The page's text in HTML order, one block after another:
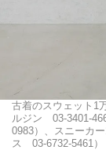
古着のスウェット1
ルジン 03-3401-
0983）、スニーカ
ス 03-6732-5461）